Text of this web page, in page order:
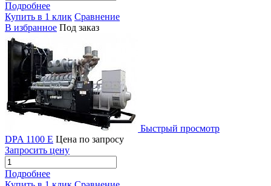
Подробнее
Купить в 1 клик Сравнение
В избранное Под заказ
Быстрый просмотр
DPA 1100 E Цена по запросу
Запросить цену
Подробнее